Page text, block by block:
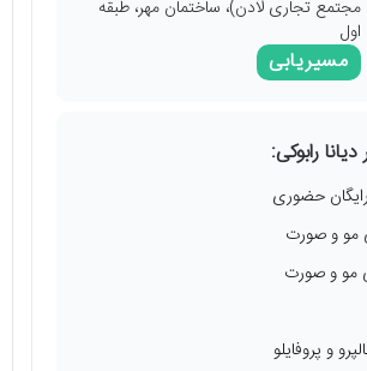
مجتمع تجاری لادن)، ساختمان مهر، طبقه
اول
مسیریابی
رابوکی:
حضوری
مو و صورت
مو و صورت
و پروفایلو